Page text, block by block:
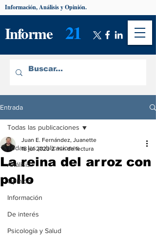
Informe 21
Información, Análisis y Opinión.
Entrada
Todas las publicaciones
Análisis
Opinión
Información
De interés
Psicología y Salud
Todas las publicaciones
La reina del arroz con
pollo
Juan E. Fernández, Juanette
18 jul 2023 2 min de lectura